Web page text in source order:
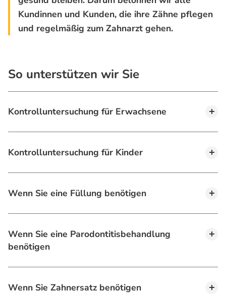
Kundinnen und Kunden, die ihre Zähne pflegen
und regelmäßig zum Zahnarzt gehen.
So unterstützen wir Sie
Kontrolluntersuchung für Erwachsene
Kontrolluntersuchung für Kinder
Wenn Sie eine Füllung benötigen
Wenn Sie eine Parodontitisbehandlung
benötigen
Wenn Sie Zahnersatz benötigen